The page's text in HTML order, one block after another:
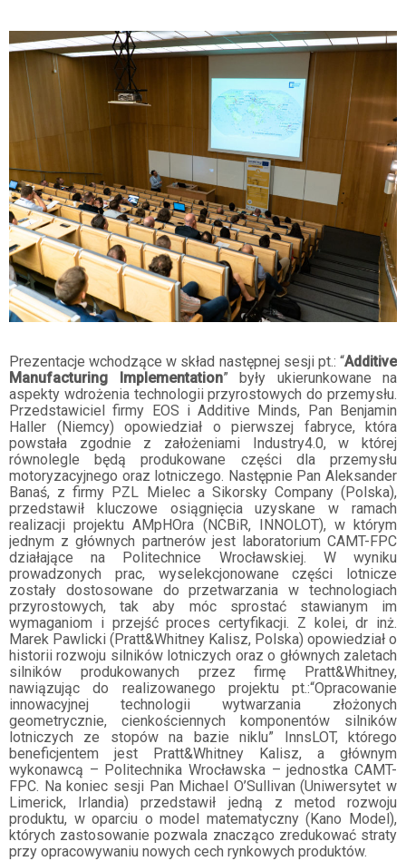
Prezentacje wchodzące w skład następnej sesji pt.: “Additive
Manufacturing Implementation” były ukierunkowane na
aspekty wdrożenia technologii przyrostowych do przemysłu.
Przedstawiciel firmy EOS i Additive Minds, Pan Benjamin
Haller (Niemcy) opowiedział o pierwszej fabryce, która
powstała zgodnie z założeniami Industry4.0, w której
równolegle będą produkowane części dla przemysłu
motoryzacyjnego oraz lotniczego. Następnie Pan Aleksander
Banaś, z firmy PZL Mielec a Sikorsky Company (Polska),
przedstawił kluczowe osiągnięcia uzyskane w ramach
realizacji projektu AMpHOra (NCBiR, INNOLOT), w którym
jednym z głównych partnerów jest laboratorium CAMT-FPC
działające na Politechnice Wrocławskiej. W wyniku
prowadzonych prac, wyselekcjonowane części lotnicze
zostały dostosowane do przetwarzania w technologiach
przyrostowych, tak aby móc sprostać stawianym im
wymaganiom i przejść proces certyfikacji. Z kolei, dr inż.
Marek Pawlicki (Pratt&Whitney Kalisz, Polska) opowiedział o
historii rozwoju silników lotniczych oraz o głównych zaletach
silników produkowanych przez firmę Pratt&Whitney,
nawiązując do realizowanego projektu pt.:“Opracowanie
innowacyjnej technologii wytwarzania złożonych
geometrycznie, cienkościennych komponentów silników
lotniczych ze stopów na bazie niklu” InnsLOT, którego
beneficjentem jest Pratt&Whitney Kalisz, a głównym
wykonawcą – Politechnika Wrocławska – jednostka CAMT-
FPC. Na koniec sesji Pan Michael O’Sullivan (Uniwersytet w
Limerick, Irlandia) przedstawił jedną z metod rozwoju
produktu, w oparciu o model matematyczny (Kano Model),
których zastosowanie pozwala znacząco zredukować straty
przy opracowywaniu nowych cech rynkowych produktów.